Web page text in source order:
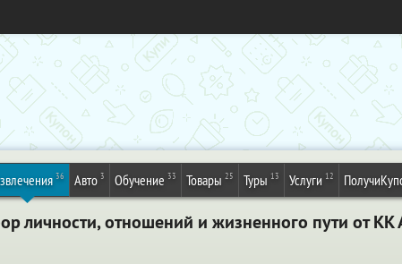
36 Авто 3 Обучение 33 Товары 25 Туры 13 Услуги 12
личности, отношений и жизненного пути от KK